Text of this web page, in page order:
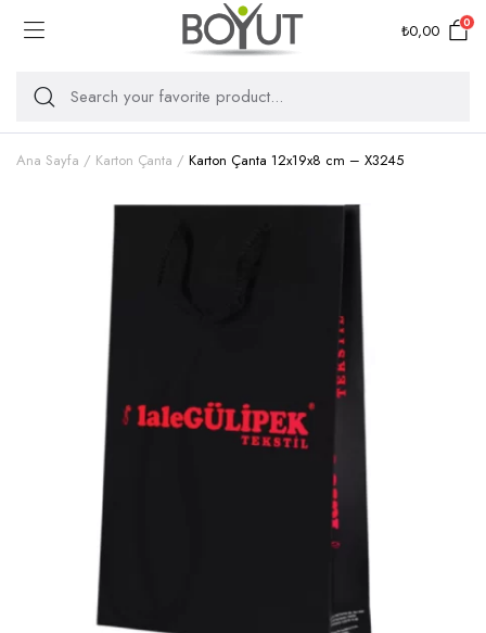
₺0,00 0
Ana Sayfa Karton Çanta Karton Çanta 12x19x8 cm – X3245